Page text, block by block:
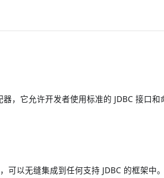
，它允许开发者使用标准的 JDBC 接口
可以无缝集成到任何支持 JDBC 的框架中。